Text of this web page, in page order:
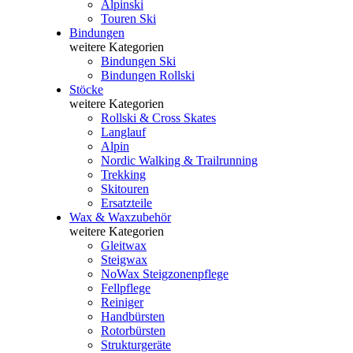
Alpinski
Touren Ski
Bindungen
weitere Kategorien
Bindungen Ski
Bindungen Rollski
Stöcke
weitere Kategorien
Rollski & Cross Skates
Langlauf
Alpin
Nordic Walking & Trailrunning
Trekking
Skitouren
Ersatzteile
Wax & Waxzubehör
weitere Kategorien
Gleitwax
Steigwax
NoWax Steigzonenpflege
Fellpflege
Reiniger
Handbürsten
Rotorbürsten
Strukturgeräte